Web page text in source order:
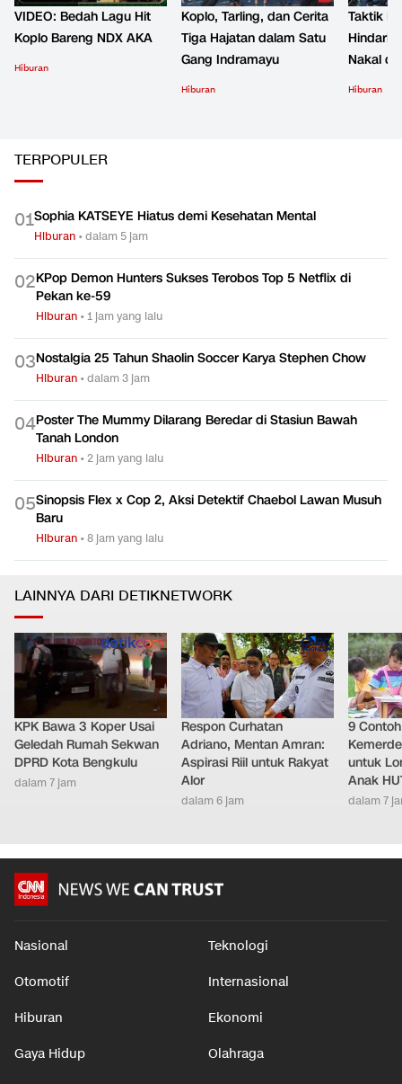
VIDEO: Bedah Lagu Hit
Koplo Bareng NDX AKA
Hiburan
Koplo, Tarling, dan Cerita
Tiga Hajatan dalam Satu
Gang Indramayu
Hiburan
Taktik
Hindari
Nakal
Hiburan
TERPOPULER
01Sophia KATSEYE Hiatus demi Kesehatan Mental
Hiburan •dalam 5 jam
02KPop Demon Hunters Sukses Terobos Top 5 Netflix di
Pekan ke-59
Hiburan •1 jam yang lalu
03Nostalgia 25 Tahun Shaolin Soccer Karya Stephen Chow
Hiburan •dalam 3 jam
04Poster The Mummy Dilarang Beredar di Stasiun Bawah
Tanah London
Hiburan •2 jam yang lalu
05Sinopsis Flex x Cop 2, Aksi Detektif Chaebol Lawan Musuh
Baru
Hiburan •8 jam yang lalu
LAINNYA DARI DETIKNETWORK
KPK Bawa 3 Koper Usai
Geledah Rumah Sekwan
DPRD Kota Bengkulu
dalam 7 jam
Respon Curhatan
Adriano, Mentan Amran:
Aspirasi Riil untuk Rakyat
Alor
dalam 6 jam
9
untuk
Anak
dalam 7
Nasional Teknologi
Otomotif Internasional
Hiburan Ekonomi
Gaya Hidup Olahraga